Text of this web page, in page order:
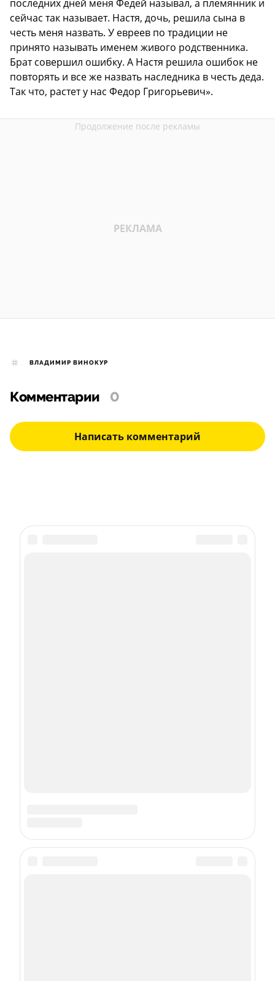
последних дней меня Федей называл, а племянник и
сейчас так называет. Настя, дочь, решила сына в
честь меня назвать. У евреев по традиции не
принято называть именем живого родственника.
Брат совершил ошибку. А Настя решила ошибок не
повторять и все же назвать наследника в честь деда.
Так что, растет у нас Федор Григорьевич».
ВЛАДИМИР ВИНОКУР
Комментарии 0
Написать комментарий